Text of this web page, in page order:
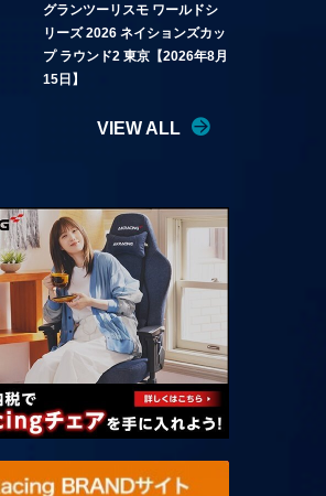
グランツーリスモ ワールドシ
リーズ 2026 ネイションズカッ
プ ラウンド2 東京【2026年8月
15日】
VIEW ALL